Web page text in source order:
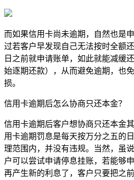
而如果信用卡尚未逾期，自然也是
过若客户早发现自己无法按时全额
日之前就申请账单，如此就能减缓
始逐期还款），从而避免逾期，也
损。
信用卡逾期后怎么协商只还本金？
信用卡逾期后客户想协商只还本金
用卡逾期罚息是每天按万分之五的
理范围内，并没有违规。当然，虽
户可以尝试申请停息挂账，若能够
再产生新的利息了，客户只要把之